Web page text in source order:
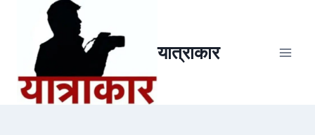
यात्राकार